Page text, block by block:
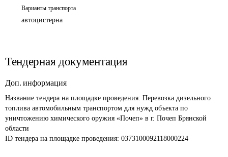
Варианты транспорта
автоцистерна
Тендерная документация
Доп. информация
Название тендера на площадке проведения: Перевозка дизельного
топлива автомобильным транспортом для нужд объекта по
уничтожению химического оружия «Почеп» в г. Почеп Брянской
области
ID тендера на площадке проведения: 0373100092118000224